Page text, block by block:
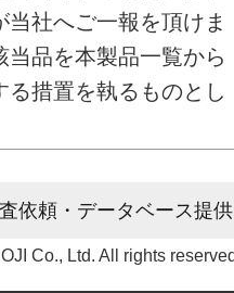
依頼・データベース提供
社へご一報を頂けま
品を本製品一覧から
措置を執るものとし
Co., Ltd. All rights